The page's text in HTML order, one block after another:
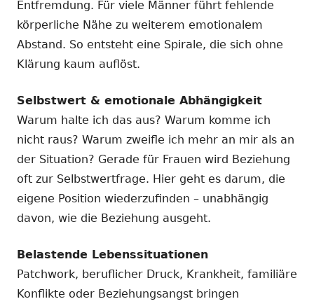
Entfremdung. Für viele Männer führt fehlende
körperliche Nähe zu weiterem emotionalem
Abstand. So entsteht eine Spirale, die sich ohne
Klärung kaum auflöst.
Selbstwert & emotionale Abhängigkeit
Warum halte ich das aus? Warum komme ich
nicht raus? Warum zweifle ich mehr an mir als an
der Situation? Gerade für Frauen wird Beziehung
oft zur Selbstwertfrage. Hier geht es darum, die
eigene Position wiederzufinden – unabhängig
davon, wie die Beziehung ausgeht.
Belastende Lebenssituationen
Patchwork, beruflicher Druck, Krankheit, familiäre
Konflikte oder Beziehungsangst bringen